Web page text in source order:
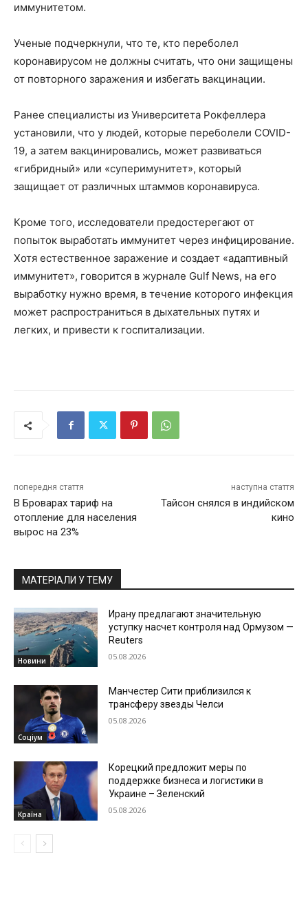
иммунитетом.
Ученые подчеркнули, что те, кто переболел
коронавирусом не должны считать, что они защищены
от повторного заражения и избегать вакцинации.
Ранее специалисты из Университета Рокфеллера
установили, что у людей, которые переболели COVID-
19, а затем вакцинировались, может развиваться
«гибридный» или «суперимунитет», который
защищает от различных штаммов коронавируса.
Кроме того, исследователи предостерегают от
попыток выработать иммунитет через инфицирование.
Хотя естественное заражение и создает «адаптивный
иммунитет», говорится в журнале Gulf News, на его
выработку нужно время, в течение которого инфекция
может распространиться в дыхательных путях и
легких, и привести к госпитализации.
попередня стаття
В Броварах тариф на
отопление для населения
вырос на 23%
наступна стаття
Тайсон снялся в индийском
кино
МАТЕРІАЛИ У ТЕМУ
Новини
Ирану предлагают значительную
уступку насчет контроля над Ормузом —
Reuters
05.08.2026
Соціум
Манчестер Сити приблизился к
трансферу звезды Челси
05.08.2026
Країна
Корецкий предложит меры по
поддержке бизнеса и логистики в
Украине – Зеленский
05.08.2026